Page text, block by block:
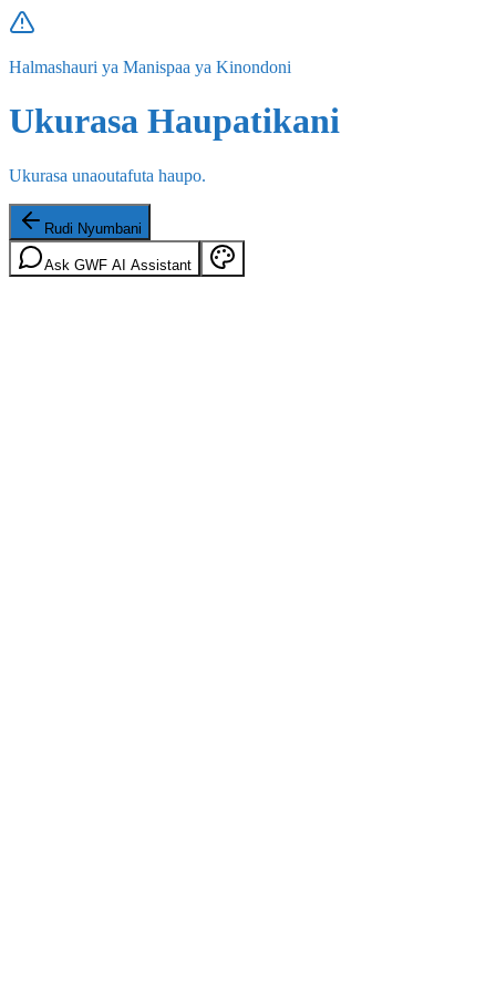
Halmashauri ya Manispaa ya Kinondoni
Ukurasa Haupatikani
Ukurasa unaoutafuta haupo.
Rudi Nyumbani
Ask GWF AI Assistant